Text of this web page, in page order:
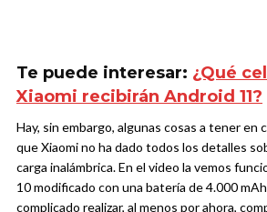
Te puede interesar: ¿Qué
Xiaomi recibirán Android 11?
Hay, sin embargo, algunas cosas a tener en
que Xiaomi no ha dado todos los detalles
carga inalámbrica. En el video la vemos
10 modificado con una batería de 4.000
complicado realizar, al menos por ahora,